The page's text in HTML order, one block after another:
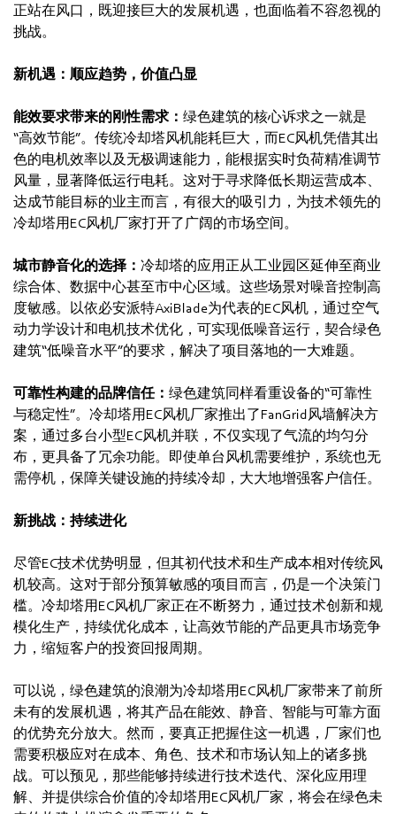
正站在风口，既迎接巨大的发展机遇，也面临着不容忽视的
挑战。
新机遇：顺应趋势，价值凸显
能效要求带来的刚性需求： 绿色建筑的核心诉求之一就是
“高效节能”。传统冷却塔风机能耗巨大，而EC风机凭借其出
色的电机效率以及无极调速能力，能根据实时负荷精准调节
风量，显著降低运行电耗。这对于寻求降低长期运营成本、
达成节能目标的业主而言，有很大的吸引力，为技术领先的
冷却塔用EC风机厂家打开了广阔的市场空间。
城市静音化的选择： 冷却塔的应用正从工业园区延伸至商业
综合体、数据中心甚至市中心区域。这些场景对噪音控制高
度敏感。以依必安派特AxiBlade为代表的EC风机，通过空气
动力学设计和电机技术优化，可实现低噪音运行，契合绿色
建筑“低噪音水平”的要求，解决了项目落地的一大难题。
可靠性构建的品牌信任： 绿色建筑同样看重设备的“可靠性
与稳定性”。冷却塔用EC风机厂家推出了FanGrid风墙解决方
案，通过多台小型EC风机并联，不仅实现了气流的均匀分
布，更具备了冗余功能。即使单台风机需要维护，系统也无
需停机，保障关键设施的持续冷却，大大地增强客户信任。
新挑战：持续进化
尽管EC技术优势明显，但其初代技术和生产成本相对传统风
机较高。这对于部分预算敏感的项目而言，仍是一个决策门
槛。冷却塔用EC风机厂家正在不断努力，通过技术创新和规
模化生产，持续优化成本，让高效节能的产品更具市场竞争
力，缩短客户的投资回报周期。
可以说，绿色建筑的浪潮为冷却塔用EC风机厂家带来了前所
未有的发展机遇，将其产品在能效、静音、智能与可靠方面
的优势充分放大。然而，要真正把握住这一机遇，厂家们也
需要积极应对在成本、角色、技术和市场认知上的诸多挑
战。可以预见，那些能够持续进行技术迭代、深化应用理
解、并提供综合价值的冷却塔用EC风机厂家，将会在绿色未